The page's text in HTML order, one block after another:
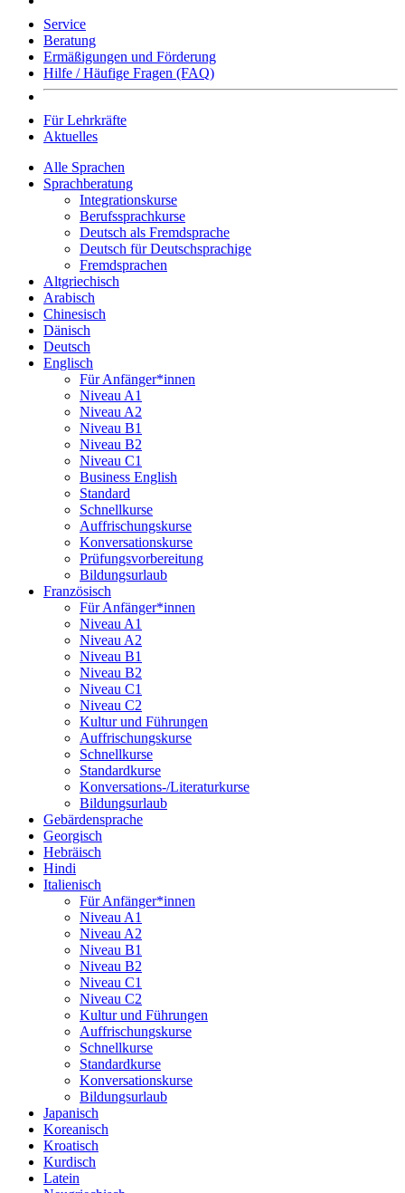
Service
Beratung
Ermäßigungen und Förderung
Hilfe / Häufige Fragen (FAQ)
Für Lehrkräfte
Aktuelles
Alle Sprachen
Sprachberatung
Integrationskurse
Berufssprachkurse
Deutsch als Fremdsprache
Deutsch für Deutschsprachige
Fremdsprachen
Altgriechisch
Arabisch
Chinesisch
Dänisch
Deutsch
Englisch
Für Anfänger*innen
Niveau A1
Niveau A2
Niveau B1
Niveau B2
Niveau C1
Business English
Standard
Schnellkurse
Auffrischungskurse
Konversationskurse
Prüfungsvorbereitung
Bildungsurlaub
Französisch
Für Anfänger*innen
Niveau A1
Niveau A2
Niveau B1
Niveau B2
Niveau C1
Niveau C2
Kultur und Führungen
Auffrischungskurse
Schnellkurse
Standardkurse
Konversations-/Literaturkurse
Bildungsurlaub
Gebärdensprache
Georgisch
Hebräisch
Hindi
Italienisch
Für Anfänger*innen
Niveau A1
Niveau A2
Niveau B1
Niveau B2
Niveau C1
Niveau C2
Kultur und Führungen
Auffrischungskurse
Schnellkurse
Standardkurse
Konversationskurse
Bildungsurlaub
Japanisch
Koreanisch
Kroatisch
Kurdisch
Latein